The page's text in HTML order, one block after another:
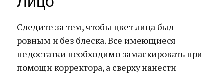
Следите за тем, чтобы цвет лица был
ровным и без блеска. Все имеющиеся
недостатки необходимо замаскировать при
помощи корректора, а сверху нанести